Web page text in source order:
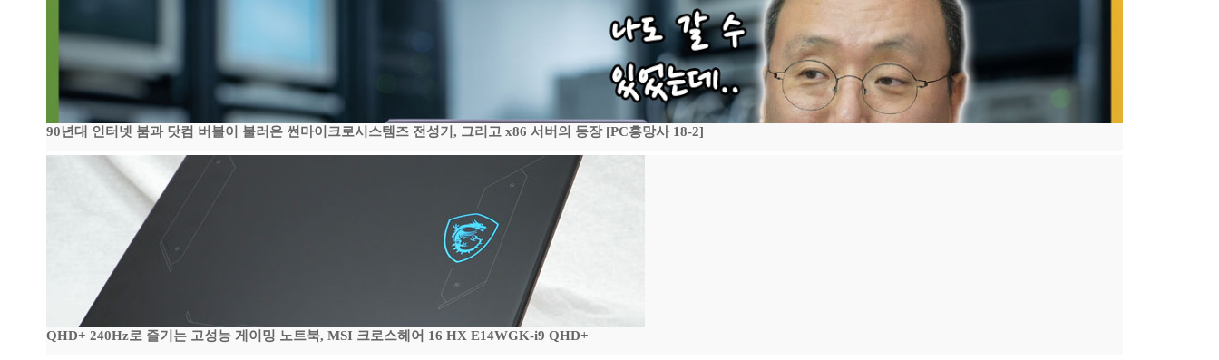
90년대 인터넷 붐과 닷컴 버블이 불러온 썬마이크로시스템즈 전성기, 그리고 x86 서버의 등장 [PC흥망사 18-2]
QHD+ 240Hz로 즐기는 고성능 게이밍 노트북, MSI 크로스헤어 16 HX E14WGK-i9 QHD+